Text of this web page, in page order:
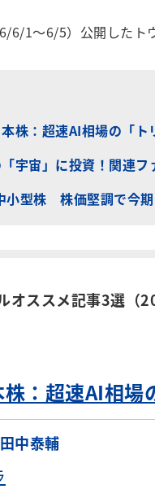
6/1～6/5）公開したト
株：超速AI相場の「ト
宇宙」に投資！関連
小型株 株価堅調で今
オススメ記事3選（
：超速AI相場
中泰輔